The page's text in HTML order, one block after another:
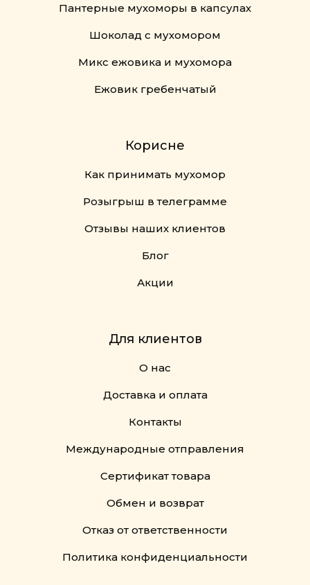
Пантерные мухоморы в капсулах
Шоколад с мухомором
Микс ежовика и мухомора
Ежовик гребенчатый
Корисне
Как принимать мухомор
Розыгрыш в телеграмме
Отзывы наших клиентов
Блог
Акции
Для клиентов
О нас
Доставка и оплата
Контакты
Международные отправления
Сертификат товара
Обмен и возврат
Отказ от ответственности
Политика конфиденциальности